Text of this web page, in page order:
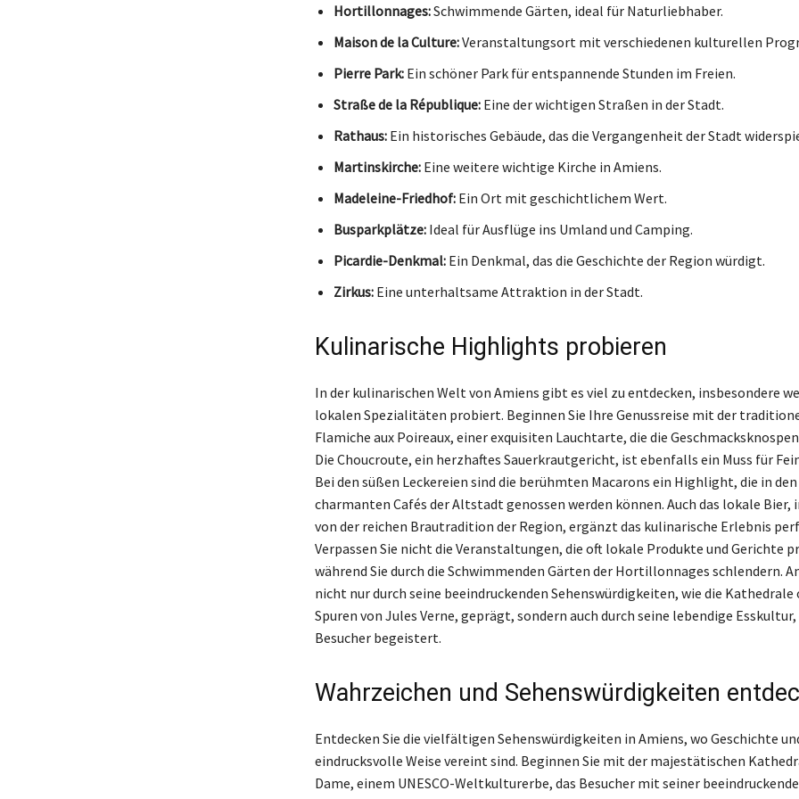
Hortillonnages:Schwimmende Gärten, ideal für Naturliebhaber.
Maison de la Culture:Veranstaltungsort mit verschiedenen kulturellen
Pierre Park:Ein schöner Park für entspannende Stunden im Freien.
Straße de la République:Eine der wichtigen Straßen in der Stadt.
Rathaus:Ein historisches Gebäude, das die Vergangenheit der Stadt
Martinskirche:Eine weitere wichtige Kirche in Amiens.
Madeleine-Friedhof:Ein Ort mit geschichtlichem Wert.
Busparkplätze:Ideal für Ausflüge ins Umland und Camping.
Picardie-Denkmal:Ein Denkmal, das die Geschichte der Region würdigt.
Zirkus:Eine unterhaltsame Attraktion in der Stadt.
Kulinarische Highlights probieren
In der kulinarischen Welt von Amiens gibt es viel zu entdecken, insbesondere
lokalen Spezialitäten probiert. Beginnen Sie Ihre Genussreise mit der
Flamiche aux Poireaux, einer exquisiten Lauchtarte, die die
Die Choucroute, ein herzhaftes Sauerkrautgericht, ist ebenfalls ein Muss für
Bei den süßen Leckereien sind die berühmten Macarons ein Highlight, die in den
charmanten Cafés der Altstadt genossen werden können. Auch das lokale Bier,
von der reichen Brautradition der Region, ergänzt das kulinarische Erlebnis
Verpassen Sie nicht die Veranstaltungen, die oft lokale Produkte und Gerichte
während Sie durch die Schwimmenden Gärten der Hortillonnages schlendern.
nicht nur durch seine beeindruckenden Sehenswürdigkeiten, wie die Kathedrale
Spuren von Jules Verne, geprägt, sondern auch durch seine lebendige Esskultur,
Besucher begeistert.
Wahrzeichen und Sehenswürdigkeiten
Entdecken Sie die vielfältigen Sehenswürdigkeiten in Amiens, wo Geschichte
eindrucksvolle Weise vereint sind. Beginnen Sie mit der majestätischen
Dame, einem UNESCO-Weltkulturerbe, das Besucher mit seiner